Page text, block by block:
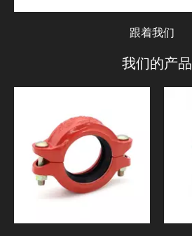
跟着我们
我们的产品